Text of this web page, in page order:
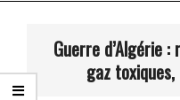
Guerre d’Algérie
gaz